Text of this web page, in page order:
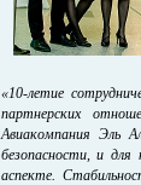
«10-летие
партнерских
Авиакомпания Эль
безопасности, и
аспекте.